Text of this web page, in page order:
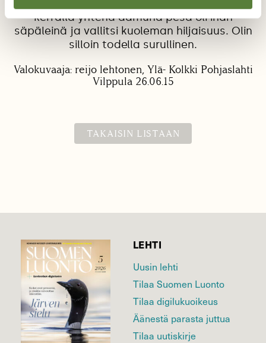
kerralla yhtenä aamuna pesä oli ihan
säpäleinä ja vallitsi kuoleman hiljaisuus. Olin
silloin todella surullinen.
Valokuvaaja: reijo lehtonen, Ylä- Kolkki Pohjaslahti
Vilppula 26.06.15
TAKAISIN LISTAAN
LEHTI
Uusin lehti
Tilaa Suomen Luonto
Tilaa digilukuoikeus
Äänestä parasta juttua
Tilaa uutiskirje